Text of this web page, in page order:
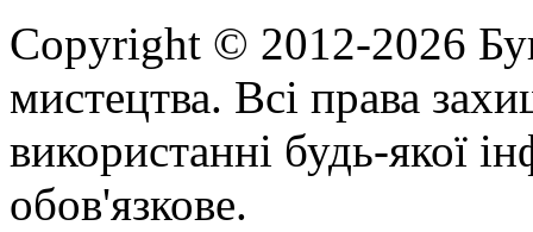
Copyright © 2012-2026
мистецтва. Всі права
використанні будь-якої
обов'язкове.